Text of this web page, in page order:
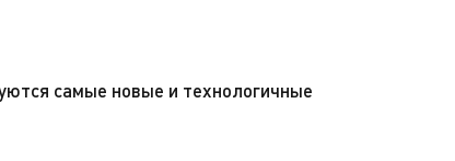
самые новые и технологичные